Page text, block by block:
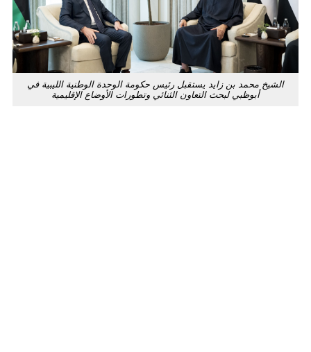
محمد بن زايد يستقبل رئيس حكومة الوحدة الوطنية الليبية في
أبوظبي لبحث التعاون الثنائي وتطورات الأوضاع الإقليمية